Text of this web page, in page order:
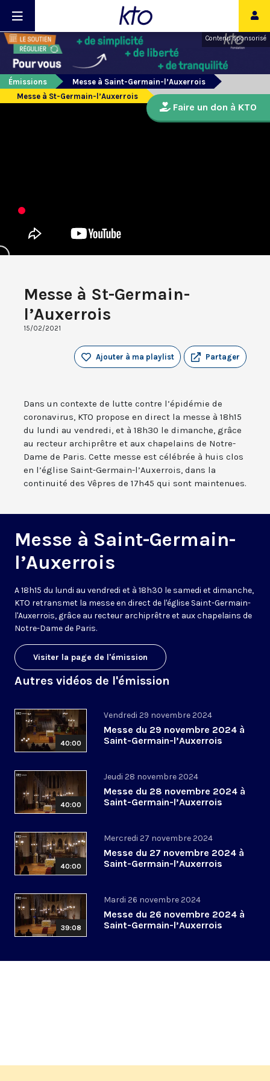
Contenu sponsorisé
Émissions
Messe à Saint-Germain-l’Auxerrois
Messe à St-Germain-l’Auxerrois
Messe à St-Germain-
l’Auxerrois
15/02/2021
Partager
Ajouter à ma playlist
Dans un contexte de lutte contre l’épidémie de
coronavirus, KTO propose en direct la messe à 18h15
du lundi au vendredi, et à 18h30 le dimanche, grâce
au recteur archiprêtre et aux chapelains de Notre-
Dame de Paris. Cette messe est célébrée à huis clos
en l’église Saint-Germain-l’Auxerrois, dans la
continuité des Vêpres de 17h45 qui sont maintenues.
Messe à Saint-Germain-
l’Auxerrois
A 18h15 du lundi au vendredi et à 18h30 le samedi et dimanche,
KTO retransmet la messe en direct de l'église Saint-Germain-
l'Auxerrois, grâce au recteur archiprêtre et aux chapelains de
Notre-Dame de Paris.
Visiter la page de l'émission
Autres vidéos de l'émission
40:00
Vendredi 29 novembre 2024
Messe du 29 novembre 2024 à
Saint-Germain-l’Auxerrois
40:00
Jeudi 28 novembre 2024
Messe du 28 novembre 2024 à
Saint-Germain-l’Auxerrois
40:00
Mercredi 27 novembre 2024
Messe du 27 novembre 2024 à
Saint-Germain-l’Auxerrois
39:08
Mardi 26 novembre 2024
Messe du 26 novembre 2024 à
Saint-Germain-l’Auxerrois
Faire un don à KTO